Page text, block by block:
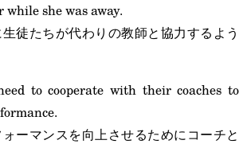
she was away.
生徒たちが代わりの教師と協力するよう
to cooperate with their coaches to
ォーマンスを向上させるためにコーチと